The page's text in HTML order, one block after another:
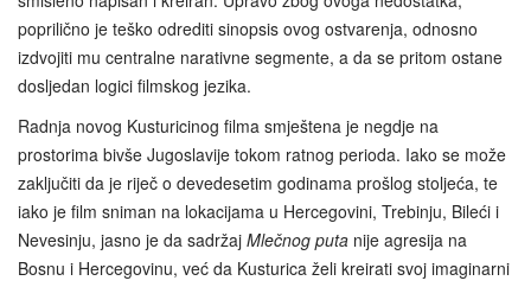
poprilično je teško odrediti sinopsis ovog ostvarenja, odnosno
izdvojiti mu centralne narativne segmente, a da se pritom ostane
dosljedan logici filmskog jezika.
Radnja novog Kusturicinog filma smještena je negdje na
prostorima bivše Jugoslavije tokom ratnog perioda. Iako se može
zaključiti da je riječ o devedesetim godinama prošlog stoljeća, te
iako je film sniman na lokacijama u Hercegovini, Trebinju, Bileći i
Nevesinju, jasno je da sadržaj Mlečnog puta nije agresija na
Bosnu i Hercegovinu, već da Kusturica želi kreirati svoj imaginarni